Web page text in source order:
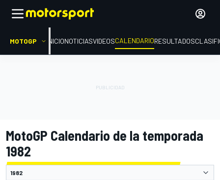
MOTOGP INICIONOTICIASVIDEOSCALENDARIORESULTADOS
MotoGP Calendario de la temporada
1982